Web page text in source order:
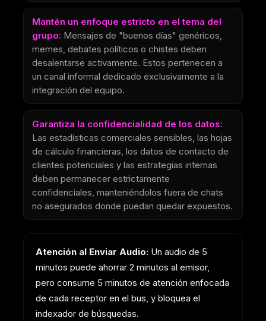
Mantén un enfoque estricto en el tema del
grupo: Mensajes de "buenos días" genéricos,
memes, debates políticos o chistes deben
desalentarse activamente. Estos pertenecen a
un canal informal dedicado exclusivamente a la
integración del equipo.
Garantiza la confidencialidad de los datos:
Las estadísticas comerciales sensibles, las hojas
de cálculo financieras, los datos de contacto de
clientes potenciales y las estrategias internas
deben permanecer estrictamente
confidenciales, manteniéndolos fuera de chats
no asegurados donde puedan quedar expuestos.
Atención al Enviar Audio:Un audio de 5
minutos puede ahorrar 2 minutos al emisor,
pero consume 5 minutos de atención enfocada
de cada receptor en el bus, y bloquea el
indexador de búsquedas.